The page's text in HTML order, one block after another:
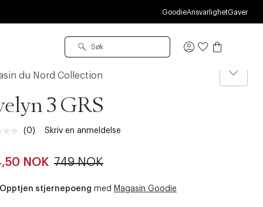
GoodieAnsvarlighetGaver
Logg
du Nord Collection
3 GRS
Ingen
sidelenke.
(0) Skriv en anmeldelse
NOK 749 NOK
Opptjen stjernepoeng med Magasin Goodie